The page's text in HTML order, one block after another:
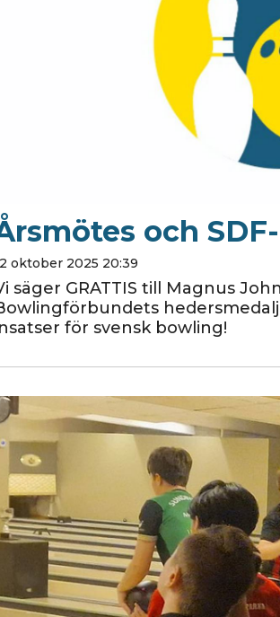
och
oktober 2025 20:39
säger GRATTIS till Magnus
för svensk bowling!